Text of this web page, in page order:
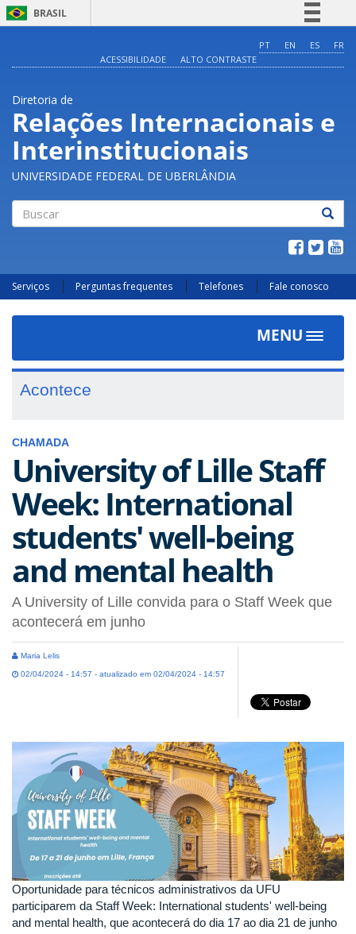
BRASIL
Comunica BR
Acesso à informação
Legislação
Canais
PT EN ES
FR
ACESSIBILIDADE
ALTO CONTRASTE
Diretoria de
Relações Internacionais e
Interinstitucionais
UNIVERSIDADE FEDERAL DE UBERLÂNDIA
Serviços Perguntas frequentes Telefones Fale conosco
MENU
Toggle
Acontece
CHAMADA
University of Lille Staff
Week: International
students' well-being
and mental health
A University of Lille convida para o Staff Week que
acontecerá em junho
Maria Lelis
02/04/2024 - 14:57 - atualizado em 02/04/2024 - 14:57
Oportunidade para técnicos administrativos da UFU
participarem da Staff Week: International students' well-being
and mental health, que acontecerá do dia 17 ao dia 21 de junho